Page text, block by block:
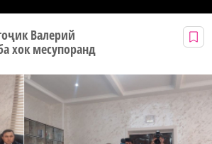
Валерий
хок месупоранд